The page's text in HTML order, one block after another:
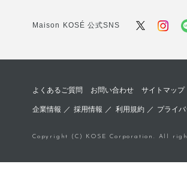
Maison KOSÉ 公式SNS
よくあるご質問 お問い合わせ サイトマップ
企業情報 ／採用情報 ／ 利用規約／ プライ
Copyright (C) KOSE Corporation. All